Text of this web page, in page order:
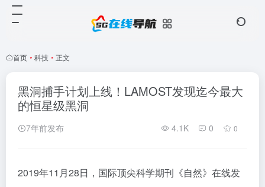
首页 • 科技 • 正文
黑洞捕手计划上线！LAMOST发现迄今最大
的恒星级黑洞
7年前发布 4.1K 0 0
2019年11月28日，国际顶尖科学期刊《自然》在线发